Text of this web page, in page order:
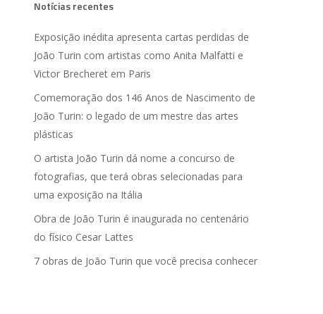
Notícias recentes
Exposição inédita apresenta cartas perdidas de
João Turin com artistas como Anita Malfatti e
Victor Brecheret em Paris
Comemoração dos 146 Anos de Nascimento de
João Turin: o legado de um mestre das artes
plásticas
O artista João Turin dá nome a concurso de
fotografias, que terá obras selecionadas para
uma exposição na Itália
Obra de João Turin é inaugurada no centenário
do físico Cesar Lattes
7 obras de João Turin que você precisa conhecer